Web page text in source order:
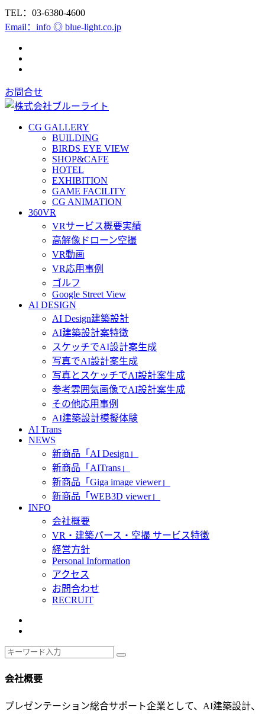
TEL：03-6380-4600
Email：info ◎ blue-light.co.jp
お問合せ
CG GALLERY
BUILDING
BIRDS EYE VIEW
SHOP&CAFE
HOTEL
EXHIBITION
GAME FACILITY
CG ANIMATION
360VR
VRサービス概要実績
高解像ドローン空撮
VR動画
VR応用事例
ゴルフ
Google Street View
AI DESIGN
AI Design建築設計
AI建築設計案特徴
スケッチでAI設計案生成
写真でAI設計案生成
写真とスケッチでAI設計案生成
参考雰囲気画像でAI設計案生成
その他応用事例
AI建築設計模擬体験
AI Trans
NEWS
新商品「AI Design」
新商品「AITrans」
新商品「Giga image viewer」
新商品「WEB3D viewer」
INFO
会社概要
VR・建築パース・空撮 サービス特徴
経営方針
Personal Information
アクセス
お問合わせ
RECRUIT
会社概要
プレゼンテーション総合サポート企業として、AI建築設計、